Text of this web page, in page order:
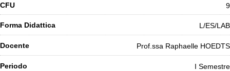
9
L/ES/LAB
Prof.ssa Raphaelle HOEDTS
I Semestre